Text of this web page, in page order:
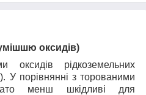
оксидів)
оксидів рідкоземельних
У порівнянні з торованими
менш шкідливі для